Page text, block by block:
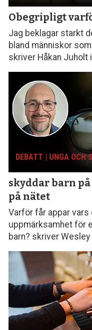
Obegripligt
Jag beklagar starkt
bland människor
skriver Håkan Juholt
DEBATT | UNGA OCH
skyddar barn
på nätet
Varför får appar vars
uppmärksamhet för
barn? skriver